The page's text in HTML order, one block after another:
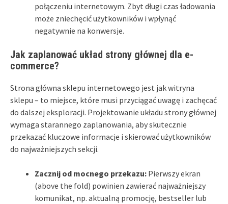
połączeniu internetowym. Zbyt długi czas ładowania
może zniechęcić użytkowników i wpłynąć
negatywnie na konwersje.
Jak zaplanować układ strony głównej dla e-
commerce?
Strona główna sklepu internetowego jest jak witryna
sklepu – to miejsce, które musi przyciągać uwagę i zachęcać
do dalszej eksploracji. Projektowanie układu strony głównej
wymaga starannego zaplanowania, aby skutecznie
przekazać kluczowe informacje i skierować użytkowników
do najważniejszych sekcji.
Zacznij od mocnego przekazu: Pierwszy ekran
(above the fold) powinien zawierać najważniejszy
komunikat, np. aktualną promocję, bestseller lub